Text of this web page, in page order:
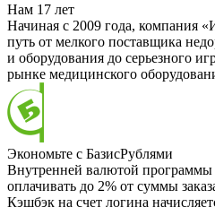
Нам 17 лет
Начиная с 2009 года, компания
путь от мелкого поставщика
и оборудования до серьезного
рынке медицинского
Экономьте с БазисРублями
Внутренней валютой
оплачивать до 2% от суммы
Кэшбэк на счет логина